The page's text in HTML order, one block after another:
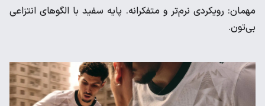
مهمان: رویکردی نرم‌تر و متفکرانه. پایه سفید با الگوهای انتزاعی
بی‌تون.